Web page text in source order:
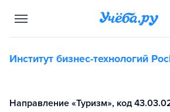
Институт бизнес-технологий
Направление «Туризм», код